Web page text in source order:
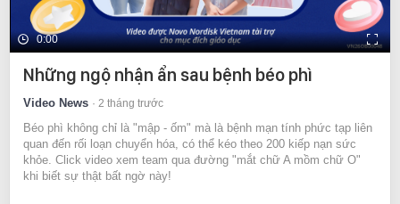
0:00
Những ngộ nhận ẩn sau bệnh béo phì
Video News 2 tháng trước
Béo phì không chỉ là "mập - ốm" mà là bệnh mạn tính phức tạp liên
quan đến rối loạn chuyển hóa, có thể kéo theo 200 kiếp nạn sức
khỏe. Click video xem team qua đường "mắt chữ A mồm chữ O"
khi biết sự thật bất ngờ này!